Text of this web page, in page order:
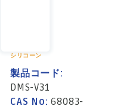
シリコーン
製品コード:
DMS-V31
CAS No:68083-